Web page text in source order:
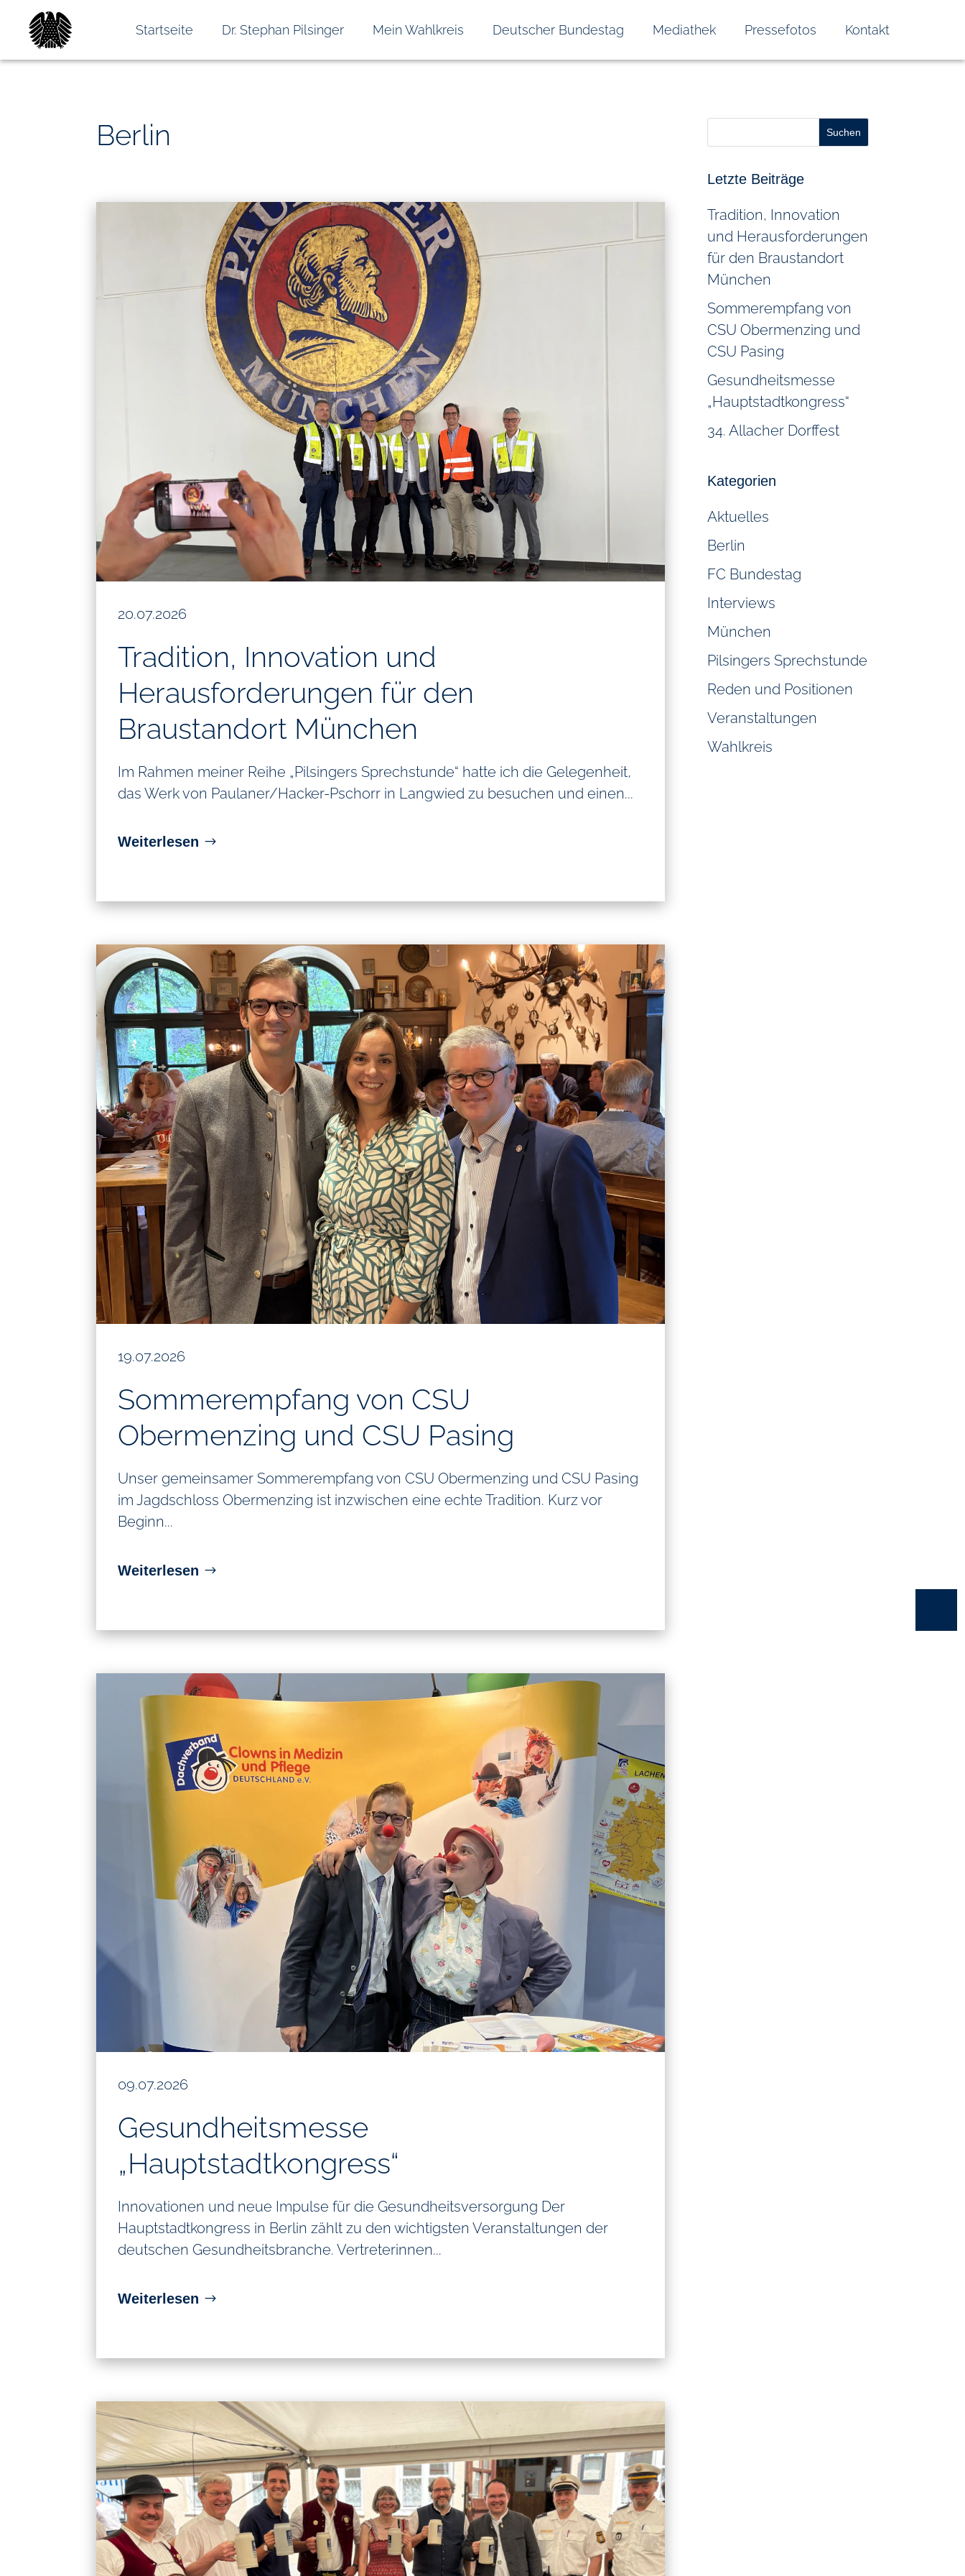
Startseite Dr. Stephan Pilsinger Mein Wahlkreis Deutscher Bundestag Mediathek Pressefotos Kontakt
Berlin
20.07.2026
Tradition, Innovation und
Herausforderungen für den
Braustandort München
Im Rahmen meiner Reihe „Pilsingers Sprechstunde“ hatte ich die Gelegenheit,
das Werk von Paulaner/Hacker-Pschorr in Langwied zu besuchen und einen...
Weiterlesen
19.07.2026
Sommerempfang von CSU
Obermenzing und CSU Pasing
Unser gemeinsamer Sommerempfang von CSU Obermenzing und CSU Pasing
im Jagdschloss Obermenzing ist inzwischen eine echte Tradition. Kurz vor
Beginn...
Weiterlesen
09.07.2026
Gesundheitsmesse
„Hauptstadtkongress“
Innovationen und neue Impulse für die Gesundheitsversorgung Der
Hauptstadtkongress in Berlin zählt zu den wichtigsten Veranstaltungen der
deutschen Gesundheitsbranche. Vertreterinnen...
Weiterlesen
Suchen
Letzte Beiträge
Tradition, Innovation
und Herausforderungen
für den Braustandort
München
Sommerempfang von
CSU Obermenzing und
CSU Pasing
Gesundheitsmesse
„Hauptstadtkongress“
34. Allacher Dorffest
Kategorien
Aktuelles
Berlin
FC Bundestag
Interviews
München
Pilsingers Sprechstunde
Reden und Positionen
Veranstaltungen
Wahlkreis